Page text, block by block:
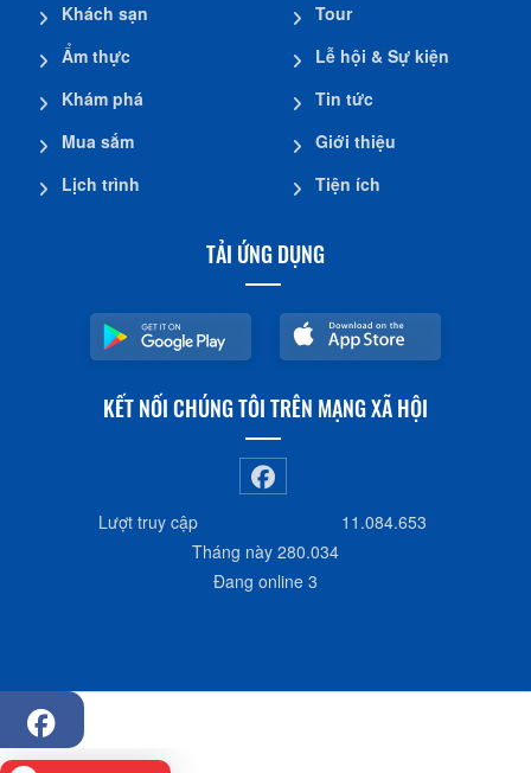
Khách sạn
Ẩm thực
Khám phá
Mua sắm
Lịch trình
Tour
Lễ hội & Sự kiện
Tin tức
Giới thiệu
Tiện ích
TẢI ỨNG DỤNG
KẾT NỐI CHÚNG TÔI TRÊN MẠNG XÃ HỘI
Lượt truy cập
11.084.653
Tháng này 280.034
Đang online 3